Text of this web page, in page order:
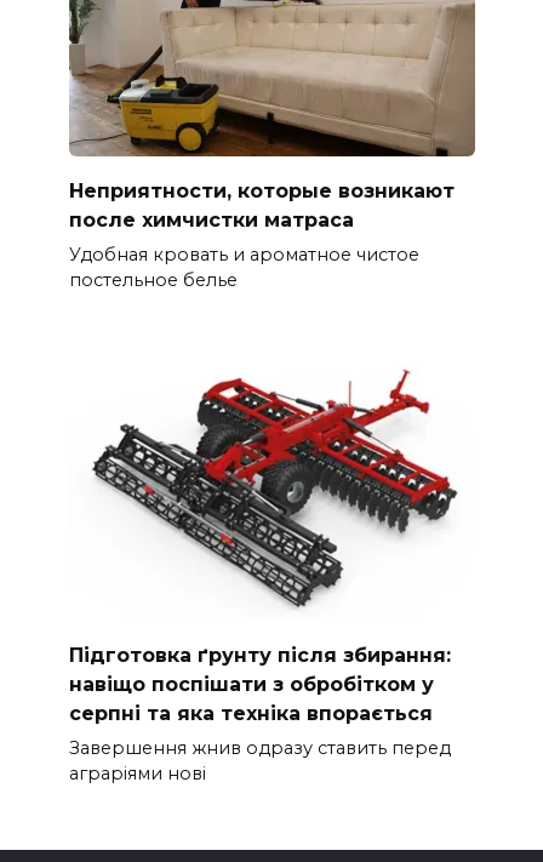
Неприятности, которые возникают
после химчистки матраса
Удобная кровать и ароматное чистое
постельное белье
Підготовка ґрунту після збирання:
навіщо поспішати з обробітком у
серпні та яка техніка впорається
Завершення жнив одразу ставить перед
аграріями нові